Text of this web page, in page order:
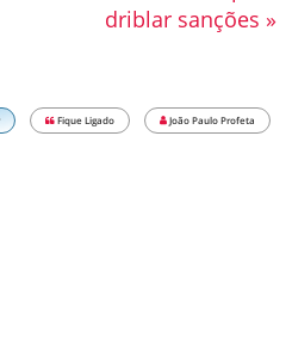
driblar sanções »
Fique Ligado João Paulo Profeta